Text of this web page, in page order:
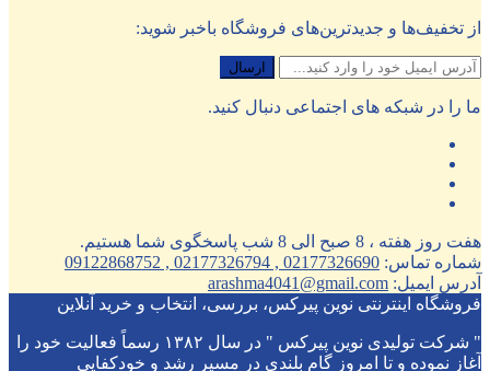
از تخفیف‌ها و جدیدترین‌های فروشگاه باخبر شوید:
ما را در شبکه های اجتماعی دنبال کنید.
هفت روز هفته ، 8 صبح الی 8 شب پاسخگوی شما هستیم.
شماره تماس: 02177326690 , 02177326794 , 09122868752
آدرس ایمیل: arashma4041@gmail.com
فروشگاه اینترنتی نوین پیرکس، بررسی، انتخاب و خرید آنلاین
" شرکت تولیدی نوین پیرکس " در سال ۱۳۸۲ رسماً فعالیت خود را
آغاز نموده و تا امروز گام بلندی در مسیر رشد و خودکفایی